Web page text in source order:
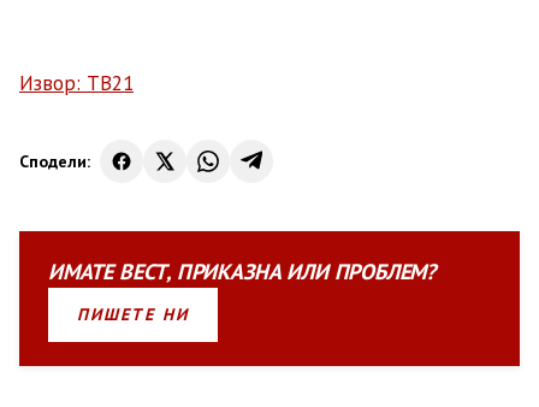
Извор: ТВ21
Сподели:
ИМАТЕВЕСТ, ПРИКАЗНАИЛИПРОБЛЕМ?
ПИШЕТЕ НИ